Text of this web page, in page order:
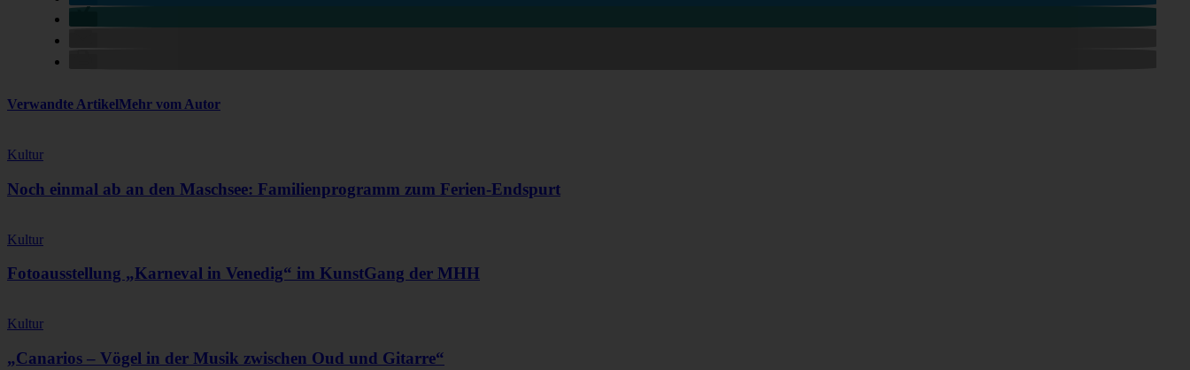
Verwandte ArtikelMehr vom Autor
Kultur
Noch einmal ab an den Maschsee: Familienprogramm zum Ferien-Endspurt
Kultur
Fotoausstellung „Karneval in Venedig“ im KunstGang der MHH
Kultur
„Canarios – Vögel in der Musik zwischen Oud und Gitarre“